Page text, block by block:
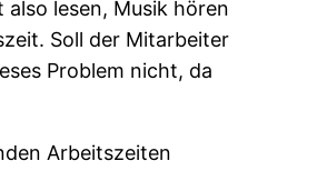
lesen, Musik hören
Soll der Mitarbeiter
Problem nicht, da
Arbeitszeiten